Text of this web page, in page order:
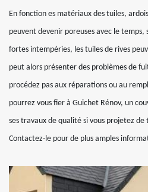
En fonction es matériaux des tuiles,
peuvent devenir poreuses avec le temps,
fortes intempéries, les tuiles de rives
peut alors présenter des problèmes de
procédez pas aux réparations ou au
pourrez vous fier à Guichet Rénov, un
ses travaux de qualité si vous projetez de
Contactez-le pour de plus amples